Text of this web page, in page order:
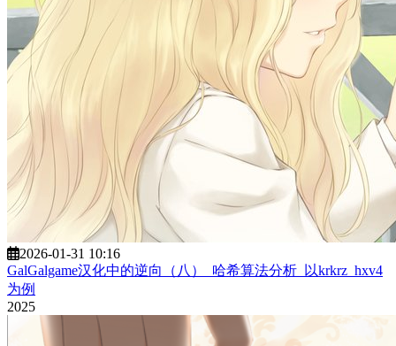
2026-01-31 10:16
GalGalgame汉化中的逆向（八）_哈希算法分析_以krkrz_hxv4
为例
2025